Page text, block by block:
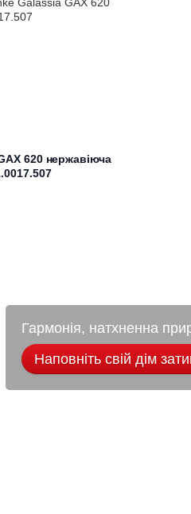
620 нержавіюча
Гармонія, натхненна
Наповніть свій дім